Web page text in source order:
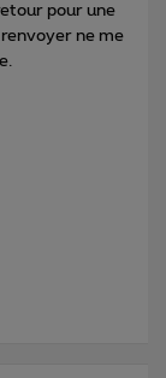
pour une
renvoyer ne me